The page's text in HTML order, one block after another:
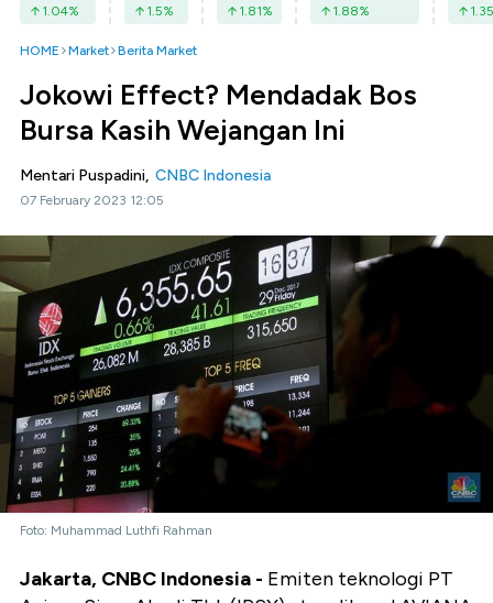
1.04% 1.5% 1.81% 1.88% 1.35
HOME Market Berita Market
Jokowi Effect? Mendadak Bos
Bursa Kasih Wejangan Ini
Mentari Puspadini, CNBC Indonesia
07 February 2023 12:05
Foto: Muhammad Luthfi Rahman
Jakarta, CNBC Indonesia - Emiten teknologi PT